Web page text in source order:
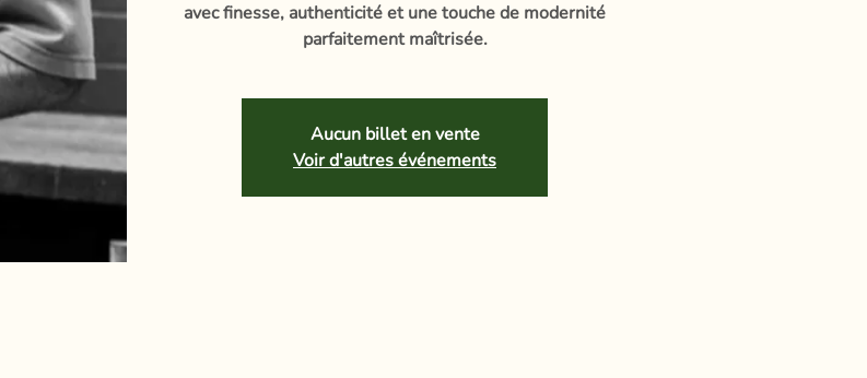
avec finesse, authenticité et une touche de modernité
parfaitement maîtrisée.
Aucun billet en vente
Voir d'autres événements